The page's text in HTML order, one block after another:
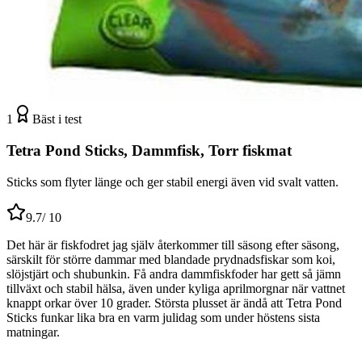
1 Bäst i test
Tetra Pond Sticks, Dammfisk, Torr fiskmat
Sticks som flyter länge och ger stabil energi även vid svalt vatten.
9.7/ 10
Det här är fiskfodret jag själv återkommer till säsong efter säsong,
särskilt för större dammar med blandade prydnadsfiskar som koi,
slöjstjärt och shubunkin. Få andra dammfiskfoder har gett så jämn
tillväxt och stabil hälsa, även under kyliga aprilmorgnar när vattnet
knappt orkar över 10 grader. Största plusset är ändå att Tetra Pond
Sticks funkar lika bra en varm julidag som under höstens sista
matningar.